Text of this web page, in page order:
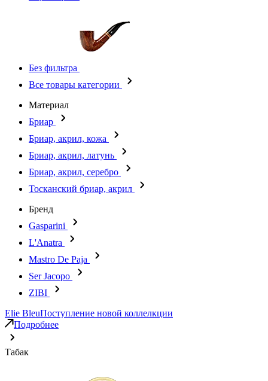
Без фильтра
Все товары категории
Материал
Бриар
Бриар, акрил, кожа
Бриар, акрил, латунь
Бриар, акрил, серебро
Тосканский бриар, акрил
Бренд
Gasparini
L'Anatra
Mastro De Paja
Ser Jacopo
ZIBI
Elie BleuПоступление новой коллелкции
Подробнее
Табак